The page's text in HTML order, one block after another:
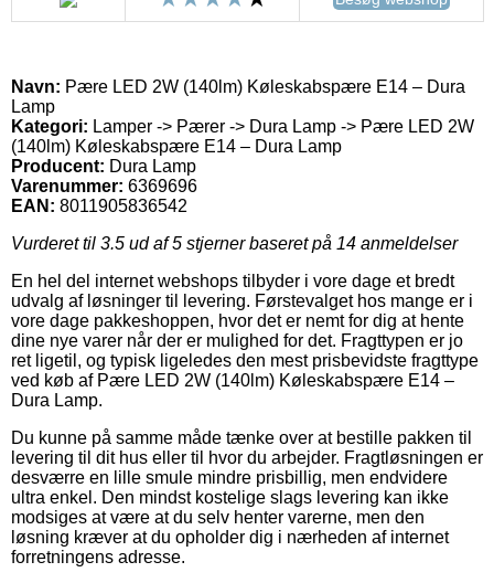
Navn: Pære LED 2W (140lm) Køleskabspære E14 – Dura
Lamp
Kategori: Lamper -> Pærer -> Dura Lamp -> Pære LED 2W
(140lm) Køleskabspære E14 – Dura Lamp
Producent: Dura Lamp
Varenummer: 6369696
EAN: 8011905836542
Vurderet til 3.5 ud af 5 stjerner baseret på 14 anmeldelser
En hel del internet webshops tilbyder i vore dage et bredt
udvalg af løsninger til levering. Førstevalget hos mange er i
vore dage pakkeshoppen, hvor det er nemt for dig at hente
dine nye varer når der er mulighed for det. Fragttypen er jo
ret ligetil, og typisk ligeledes den mest prisbevidste fragttype
ved køb af Pære LED 2W (140lm) Køleskabspære E14 –
Dura Lamp.
Du kunne på samme måde tænke over at bestille pakken til
levering til dit hus eller til hvor du arbejder. Fragtløsningen er
desværre en lille smule mindre prisbillig, men endvidere
ultra enkel. Den mindst kostelige slags levering kan ikke
modsiges at være at du selv henter varerne, men den
løsning kræver at du opholder dig i nærheden af internet
forretningens adresse.